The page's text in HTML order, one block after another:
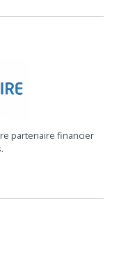
partenaire financier